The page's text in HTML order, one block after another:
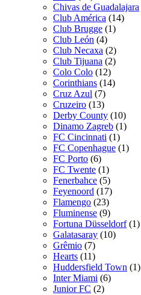
Chivas de Guadalajara
Club América (14)
Club Brugge (1)
Club León (4)
Club Necaxa (2)
Club Tijuana (2)
Colo Colo (12)
Corinthians (14)
Cruz Azul (7)
Cruzeiro (13)
Derby County (10)
Dinamo Zagreb (1)
FC Cincinnati (1)
FC Copenhague (1)
FC Porto (6)
FC Twente (1)
Fenerbahce (5)
Feyenoord (17)
Flamengo (23)
Fluminense (9)
Fortuna Düsseldorf (1)
Galatasaray (10)
Grêmio (7)
Hearts (11)
Huddersfield Town (1)
Inter Miami (6)
Junior FC (2)